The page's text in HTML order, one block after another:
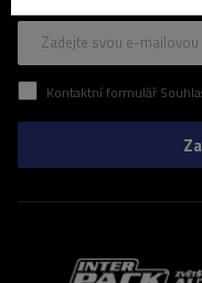
Zadejte svou e-
Kontaktní formulář Souhlasím se zpracováním svých